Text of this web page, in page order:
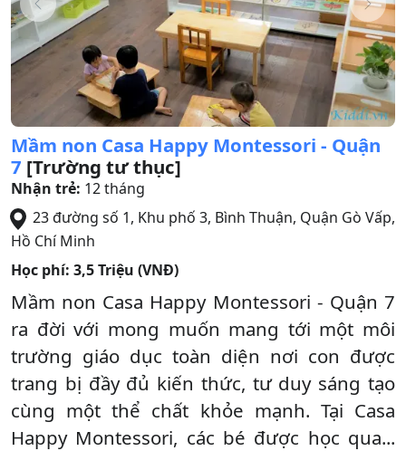
Mầm non Casa Happy Montessori - Quận
7 [Trường tư thục]
Nhận trẻ: 12 tháng
23 đường số 1, Khu phố 3, Bình Thuận, Quận Gò Vấp,
Hồ Chí Minh
Học phí: 3,5 Triệu (VNĐ)
Mầm non Casa Happy Montessori - Quận 7
ra đời với mong muốn mang tới một môi
trường giáo dục toàn diện nơi con được
trang bị đầy đủ kiến thức, tư duy sáng tạo
cùng một thể chất khỏe mạnh. Tại Casa
Happy Montessori, các bé được học qua...